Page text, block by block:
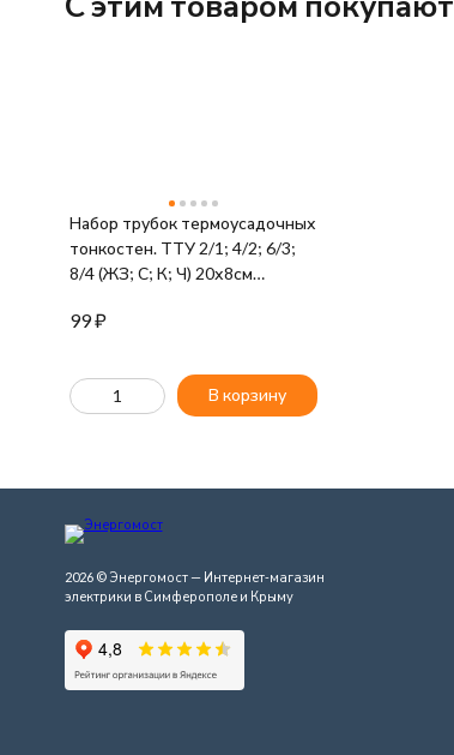
Набор трубок термоусадочных
тонкостен. ТТУ 2/1; 4/2; 6/3;
8/4 (ЖЗ; С; К; Ч) 20х8см
10-1
99₽
В корзину
2026 © Энергомост — Интернет-магазин
электрики в Симферополе и Крыму